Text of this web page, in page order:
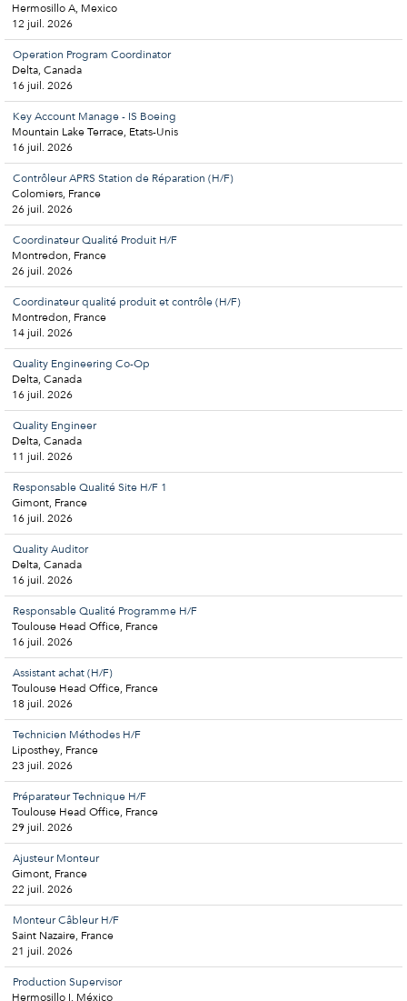
Hermosillo A, Mexico
12 juil. 2026
Operation Program Coordinator
Delta, Canada
16 juil. 2026
Key Account Manage - IS Boeing
Mountain Lake Terrace, Etats-Unis
16 juil. 2026
Contrôleur APRS Station de Réparation (H/F)
Colomiers, France
26 juil. 2026
Coordinateur Qualité Produit H/F
Montredon, France
26 juil. 2026
Coordinateur qualité produit et contrôle (H/F)
Montredon, France
14 juil. 2026
Quality Engineering Co-Op
Delta, Canada
16 juil. 2026
Quality Engineer
Delta, Canada
11 juil. 2026
Responsable Qualité Site H/F 1
Gimont, France
16 juil. 2026
Quality Auditor
Delta, Canada
16 juil. 2026
Responsable Qualité Programme H/F
Toulouse Head Office, France
16 juil. 2026
Assistant achat (H/F)
Toulouse Head Office, France
18 juil. 2026
Technicien Méthodes H/F
Liposthey, France
23 juil. 2026
Préparateur Technique H/F
Toulouse Head Office, France
29 juil. 2026
Ajusteur Monteur
Gimont, France
22 juil. 2026
Monteur Câbleur H/F
Saint Nazaire, France
21 juil. 2026
Production Supervisor
Hermosillo I, México